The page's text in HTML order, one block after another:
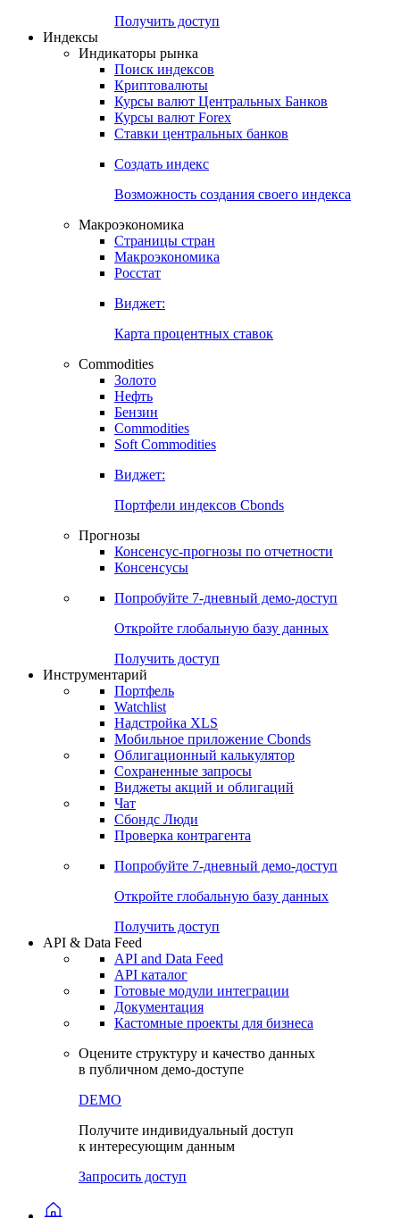
Попробуйте7-дневный
Откройте глобальную базу данных
Получить доступ
Индикаторы рынка
Поиск индексов
Курсы валют Центральных Банков
Ставки центральных банков
Создать индекс
Возможность создания своего индекса
Страницы стран
Росстат
Виджет:
Карта процентных ставок
Commodities
Золото
Бензин
Soft Commodities
Виджет:
Портфели индексов Cbonds
Прогнозы
Консенсусы
Попробуйте7-дневный
Откройте глобальную базу данных
Получить доступ
Инструментарий
Портфель
Watchlist
Надстройка XLS
Мобильное приложение Cbonds
Облигационный калькулятор
Сохраненные запросы
Чат
Проверка контрагента
Попробуйте7-дневный
Откройте глобальную базу данных
Получить доступ
API & Data Feed
API and Data Feed
Готовые модули интеграции
Документация
в публичном демо-доступе